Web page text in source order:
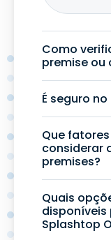
Como
premise ou
É seguro
Que
considerar
premises?
Quais
disponíveis
Splashtop